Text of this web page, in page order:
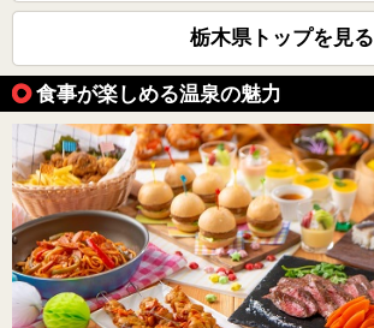
栃木県トップを見る
食事が楽しめる温泉の魅力